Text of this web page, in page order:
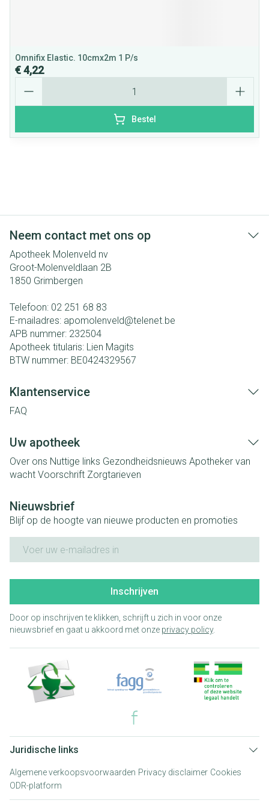
Omnifix Elastic. 10cmx2m 1 P/s
€ 4,22
Bestel
Neem contact met ons op
Apotheek Molenveld nv
Groot-Molenveldlaan 2B
1850 Grimbergen
Telefoon: 02 251 68 83
E-mailadres: apomolenveld@telenet.be
APB nummer: 232504
Apotheek titularis: Lien Magits
BTW nummer: BE0424329567
Klantenservice
FAQ
Uw apotheek
Over ons Nuttige links Gezondheidsnieuws Apotheker van
wacht Voorschrift Zorgtarieven
Nieuwsbrief
Blijf op de hoogte van nieuwe producten en promoties
Inschrijven
Door op inschrijven te klikken, schrijft u zich in voor onze
nieuwsbrief en gaat u akkoord met onze privacy policy.
Juridische links
Algemene verkoopsvoorwaarden Privacy disclaimer Cookies
ODR-platform